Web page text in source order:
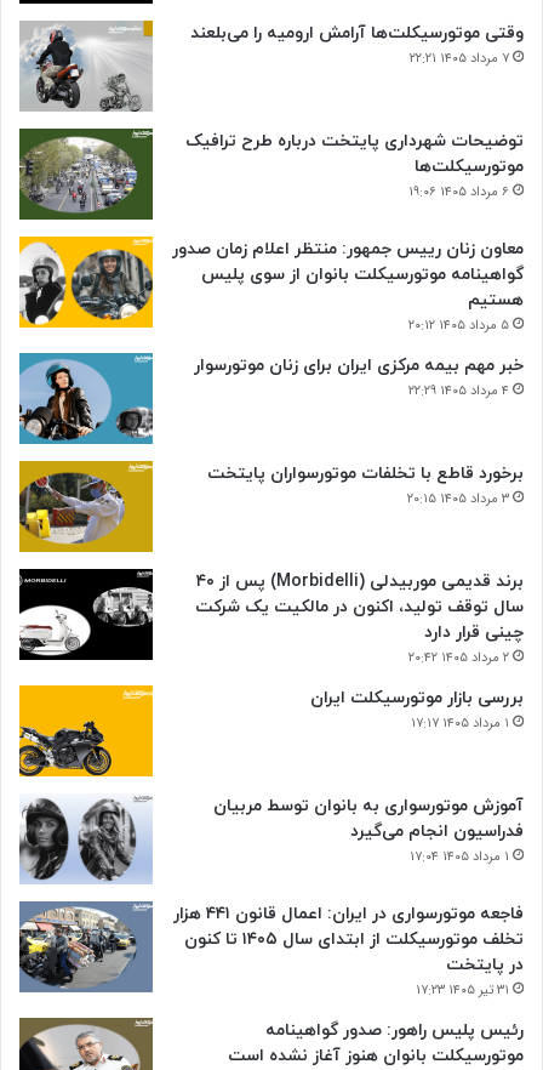
وقتی موتورسیکلت‌ها آرامش ارومیه را می‌بلعند
۷ مرداد ۱۴۰۵ ۲۲:۲۱
توضیحات شهرداری پایتخت درباره طرح ترافیک
موتورسیکلت‌ها
۶ مرداد ۱۴۰۵ ۱۹:۰۶
معاون زنان رییس جمهور: منتظر اعلام زمان صدور
گواهینامه موتورسیکلت بانوان از سوی پلیس
هستیم
۵ مرداد ۱۴۰۵ ۲۰:۱۲
خبر مهم بیمه مرکزی ایران برای زنان موتورسوار
۴ مرداد ۱۴۰۵ ۲۲:۲۹
برخورد قاطع با تخلفات موتورسواران پایتخت
۳ مرداد ۱۴۰۵ ۲۰:۱۵
برند قدیمی موربیدلی (Morbidelli) پس از ۴۰
سال توقف تولید، اکنون در مالکیت یک شرکت
چینی قرار دارد
۲ مرداد ۱۴۰۵ ۲۰:۴۲
بررسی بازار موتورسیکلت ایران
۱ مرداد ۱۴۰۵ ۱۷:۱۷
آموزش موتورسواری به بانوان توسط مربیان
فدراسیون انجام می‌گیرد
۱ مرداد ۱۴۰۵ ۱۷:۰۴
فاجعه موتورسواری در ایران: اعمال قانون ۴۴۱ هزار
تخلف موتورسیکلت از ابتدای سال ۱۴۰۵ تا کنون
در پایتخت
۳۱ تیر ۱۴۰۵ ۱۷:۲۳
رئیس پلیس راهور: صدور گواهینامه
موتورسیکلت بانوان هنوز آغاز نشده است